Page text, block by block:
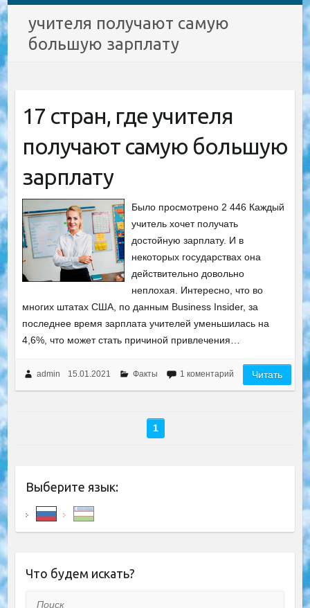
учителя получают самую
большую зарплату
17 стран, где учителя
получают самую большую
зарплату
Было просмотрено 2 446 Каждый
учитель хочет получать
достойную зарплату. И в
некоторых государствах она
действительно довольно
неплохая. Интересно, что во
многих штатах США, по данным Business Insider, за
последнее время зарплата учителей уменьшилась на
4,6%, что может стать причиной привлечения…
admin 15.01.2021 Факты 1 коментарий Читать
1
Выберите язык:
Что будем искать?
Поиск